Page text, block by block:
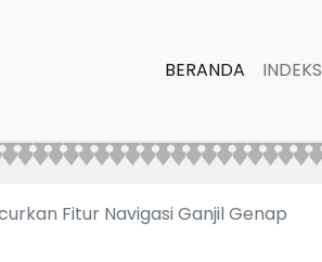
BERANDA INDEKS
Fitur Navigasi Ganjil Genap